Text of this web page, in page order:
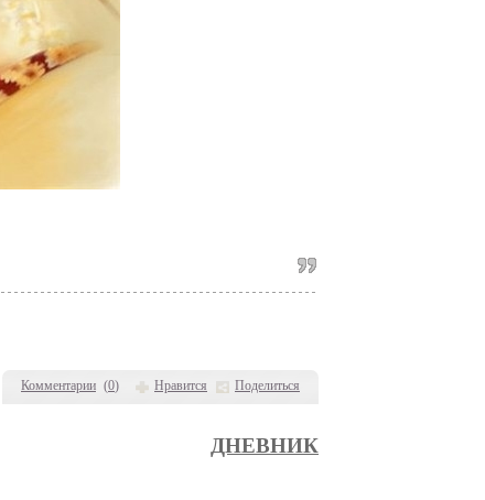
Комментарии (0) Нравится Поделиться
ДНЕВНИК